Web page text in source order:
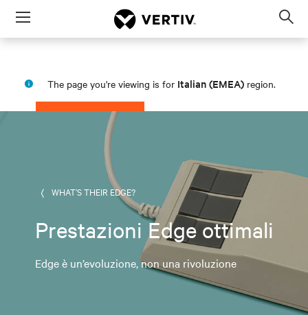
Menu
The page you're viewing is for Italian (EMEA) region.
PROCEED STAY IN MY REGION
WHAT’S THEIR EDGE?
Prestazioni Edge ottimali
Edge è un’evoluzione, non una rivoluzione